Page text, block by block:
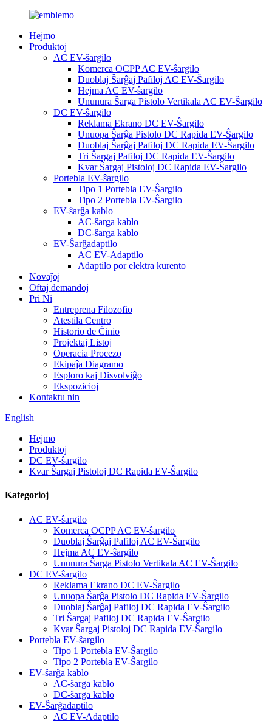
Hejmo
Produktoj
AC EV-ŝargilo
Komerca OCPP AC EV-ŝargilo
Duoblaj Ŝarĝaj Pafiloj AC EV-Ŝargilo
Hejma AC EV-ŝargilo
Ununura Ŝarga Pistolo Vertikala AC EV-Ŝargilo
DC EV-ŝargilo
Reklama Ekrano DC EV-Ŝargilo
Unuopa Ŝarĝa Pistolo DC Rapida EV-Ŝargilo
Duoblaj Ŝarĝaj Pafiloj DC Rapida EV-Ŝargilo
Tri Ŝargaj Pafiloj DC Rapida EV-Ŝargilo
Kvar Ŝargaj Pistoloj DC Rapida EV-Ŝargilo
Portebla EV-ŝargilo
Tipo 1 Portebla EV-Ŝargilo
Tipo 2 Portebla EV-Ŝargilo
EV-ŝarĝa kablo
AC-ŝarga kablo
DC-ŝarga kablo
EV-Ŝarĝadaptilo
AC EV-Adaptilo
Adaptilo por elektra kurento
Novaĵoj
Oftaj demandoj
Pri Ni
Entreprena Filozofio
Atestila Centro
Historio de Ĉinio
Projektaj Listoj
Operacia Procezo
Ekipaĵa Diagramo
Esploro kaj Disvolviĝo
Ekspozicioj
Kontaktu nin
English
Hejmo
Produktoj
DC EV-ŝargilo
Kvar Ŝargaj Pistoloj DC Rapida EV-Ŝargilo
Kategorioj
AC EV-ŝargilo
Komerca OCPP AC EV-ŝargilo
Duoblaj Ŝarĝaj Pafiloj AC EV-Ŝargilo
Hejma AC EV-ŝargilo
Ununura Ŝarga Pistolo Vertikala AC EV-Ŝargilo
DC EV-ŝargilo
Reklama Ekrano DC EV-Ŝargilo
Unuopa Ŝarĝa Pistolo DC Rapida EV-Ŝargilo
Duoblaj Ŝarĝaj Pafiloj DC Rapida EV-Ŝargilo
Tri Ŝargaj Pafiloj DC Rapida EV-Ŝargilo
Kvar Ŝargaj Pistoloj DC Rapida EV-Ŝargilo
Portebla EV-ŝargilo
Tipo 1 Portebla EV-Ŝargilo
Tipo 2 Portebla EV-Ŝargilo
EV-ŝarĝa kablo
AC-ŝarga kablo
DC-ŝarga kablo
EV-Ŝarĝadaptilo
AC EV-Adaptilo